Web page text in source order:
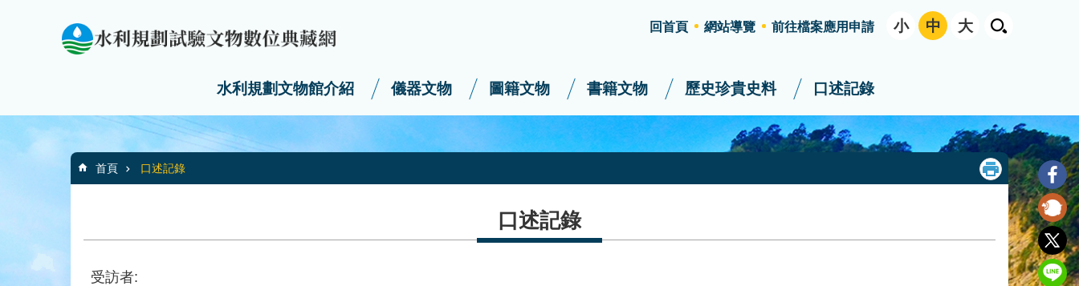
回首頁
網站導覽 前往檔案應用申請 小 中 大
水利規劃文物館介紹 儀器文物 圖籍文物 書籍文物 歷史珍貴史料 口述記錄
:::
首頁 口述記錄
口述記錄
受訪者: